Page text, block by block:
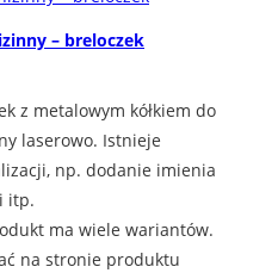
– breloczek
z metalowym kółkiem do
laserowo. Istnieje
np. dodanie imienia
itp.
ma wiele wariantów.
na stronie produktu